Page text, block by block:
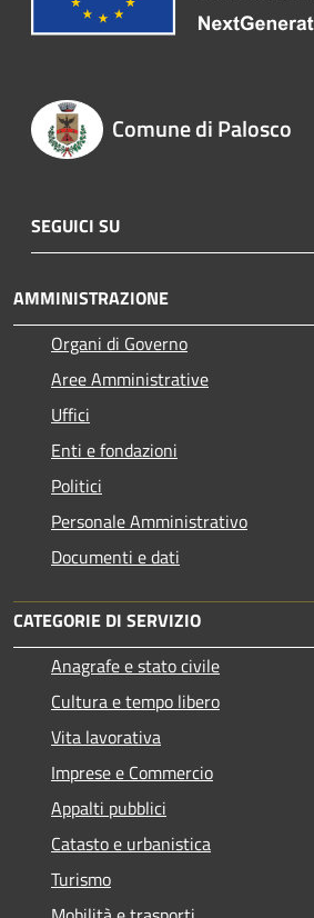
Comune di Palosco
SEGUICI SU
AMMINISTRAZIONE
Organi di Governo
Aree Amministrative
Uffici
Enti e fondazioni
Politici
Personale Amministrativo
Documenti e dati
CATEGORIE DI SERVIZIO
Anagrafe e stato civile
Cultura e tempo libero
Vita lavorativa
Imprese e Commercio
Appalti pubblici
Catasto e urbanistica
Turismo